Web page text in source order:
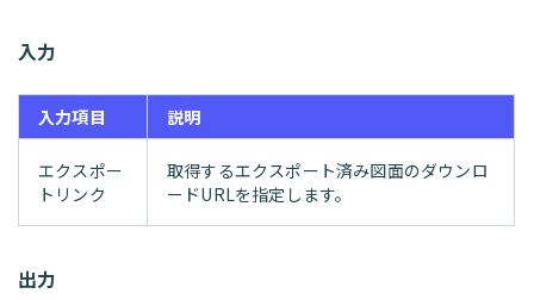
入力
入力項目 説明
エクスポー
トリンク
取得するエクスポート済み図面のダウンロ
ードURLを指定します。
出力